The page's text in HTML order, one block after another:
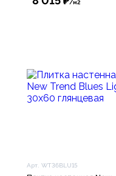
/м2
Арт. WT36BLU15